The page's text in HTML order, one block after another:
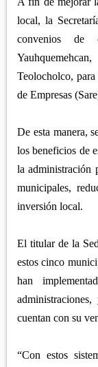
ZITLALTEPEC
TLAXCO
XALOZTOC
CHIAUTEMPAN
PANOTLA
SAN PABLO DEL
REGIÓN PONIENTE
CALPULALPAN
HUEYOTLIPAN
SANCTÓRUM
local, la
convenios de
Teolocholco,
de Empresas
De esta manera,
los beneficios de
la administración
municipales,
inversión local.
El titular de la
estos cinco
han
cuentan con su
“Con estos